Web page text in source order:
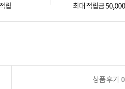
상품후기0